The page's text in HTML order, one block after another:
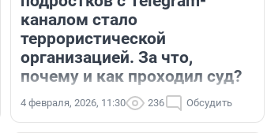
каналом стало
террористической
организацией. За что,
почему и как проходил суд?
4 февраля, 2026, 11:30 236 Обсудить